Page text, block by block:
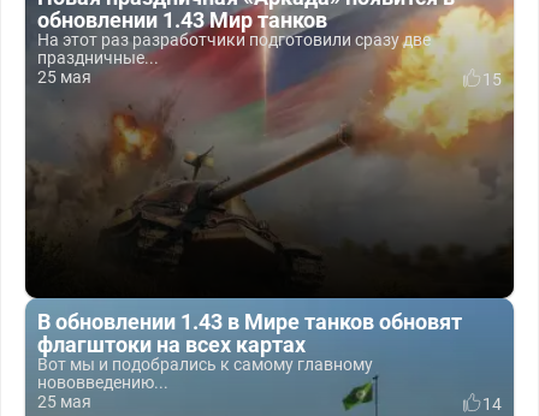
обновлении 1.43 Мир танков
На этот раз разработчики подготовили сразу две
праздничные...
25 мая
15
В обновлении 1.43 в Мире танков обновят
флагштоки на всех картах
Вот мы и подобрались к самому главному
нововведению...
25 мая
14